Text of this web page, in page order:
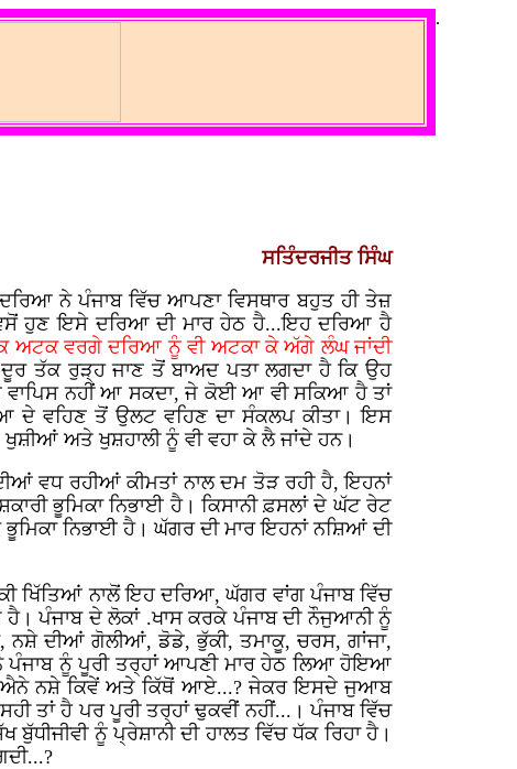
ਸਤਿੰਦਰਜੀਤ ਸਿੰਘ
ਨੇ ਪੰਜਾਬ ਵਿੱਚ ਆਪਣਾ ਵਿਸਥਾਰ ਬਹੁਤ ਹੀ ਤੇਜ਼
ਵਸੋਂ ਹੁਣ ਇਸੇ ਦਰਿਆ ਦੀ ਮਾਰ ਹੇਠ ਹੈ...ਇਹ ਦਰਿਆ ਹੈ
ਅਟਕ ਵਰਗੇ ਦਰਿਆ ਨੂੰ ਵੀ ਅਟਕਾ ਕੇ ਅੱਗੇ ਲੰਘ ਜਾਂਦੀ
ਤੱਕ ਰੁੜ੍ਹ ਜਾਣ ਤੋਂ ਬਾਅਦ ਪਤਾ ਲਗਦਾ ਹੈ ਕਿ ਉਹ
ਨਹੀਂ ਆ ਸਕਦਾ, ਜੇ ਕੋਈ ਆ ਵੀ ਸਕਿਆ ਹੈ ਤਾਂ
ਦੇ ਵਹਿਣ ਤੋਂ ਉਲਟ ਵਹਿਣ ਦਾ ਸੰਕਲਪ ਕੀਤਾ। ਇਸ
ਅਤੇ ਖੁਸ਼ਹਾਲੀ ਨੂੰ ਵੀ ਵਹਾ ਕੇ ਲੈ ਜਾਂਦੇ ਹਨ।
ਵਧ ਰਹੀਆਂ ਕੀਮਤਾਂ ਨਾਲ ਦਮ ਤੋੜ ਰਹੀ ਹੈ, ਇਹਨਾਂ
ਭੂਮਿਕਾ ਨਿਭਾਈ ਹੈ। ਕਿਸਾਨੀ ਫ਼ਸਲਾਂ ਦੇ ਘੱਟ ਰੇਟ
ਨਿਭਾਈ ਹੈ। ਘੱਗਰ ਦੀ ਮਾਰ ਇਹਨਾਂ ਨਸ਼ਿਆਂ ਦੀ
ਖਿੱਤਿਆਂ ਨਾਲੋਂ ਇਹ ਦਰਿਆ, ਘੱਗਰ ਵਾਂਗ ਪੰਜਾਬ ਵਿੱਚ
ਪੰਜਾਬ ਦੇ ਲੋਕਾਂ .ਖਾਸ ਕਰਕੇ ਪੰਜਾਬ ਦੀ ਨੌਜੁਆਨੀ ਨੂੰ
ਨਸ਼ੇ ਦੀਆਂ ਗੋਲੀਆਂ, ਡੋਡੇ, ਭੁੱਕੀ, ਤਮਾਕੂ, ਚਰਸ, ਗਾਂਜਾ,
ਪੰਜਾਬ ਨੂੰ ਪੂਰੀ ਤਰ੍ਹਾਂ ਆਪਣੀ ਮਾਰ ਹੇਠ ਲਿਆ ਹੋਇਆ
ਐਨੇ ਨਸ਼ੇ ਕਿਵੇਂ ਅਤੇ ਕਿੱਥੋਂ ਆਏ...? ਜੇਕਰ ਇਸਦੇ ਜੁਆਬ
ਤਾਂ ਹੈ ਪਰ ਪੂਰੀ ਤਰ੍ਹਾਂ ਢੁਕਵੀਂ ਨਹੀਂ...। ਪੰਜਾਬ ਵਿੱਚ
ਨੂੰ ਪ੍ਰੇਸ਼ਾਨੀ ਦੀ ਹਾਲਤ ਵਿੱਚ ਧੱਕ ਰਿਹਾ ਹੈ।
.